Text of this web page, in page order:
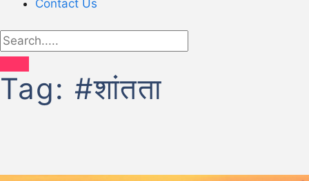
Contact Us
Tag: #शांतता